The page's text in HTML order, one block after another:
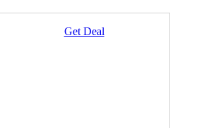
Get Deal